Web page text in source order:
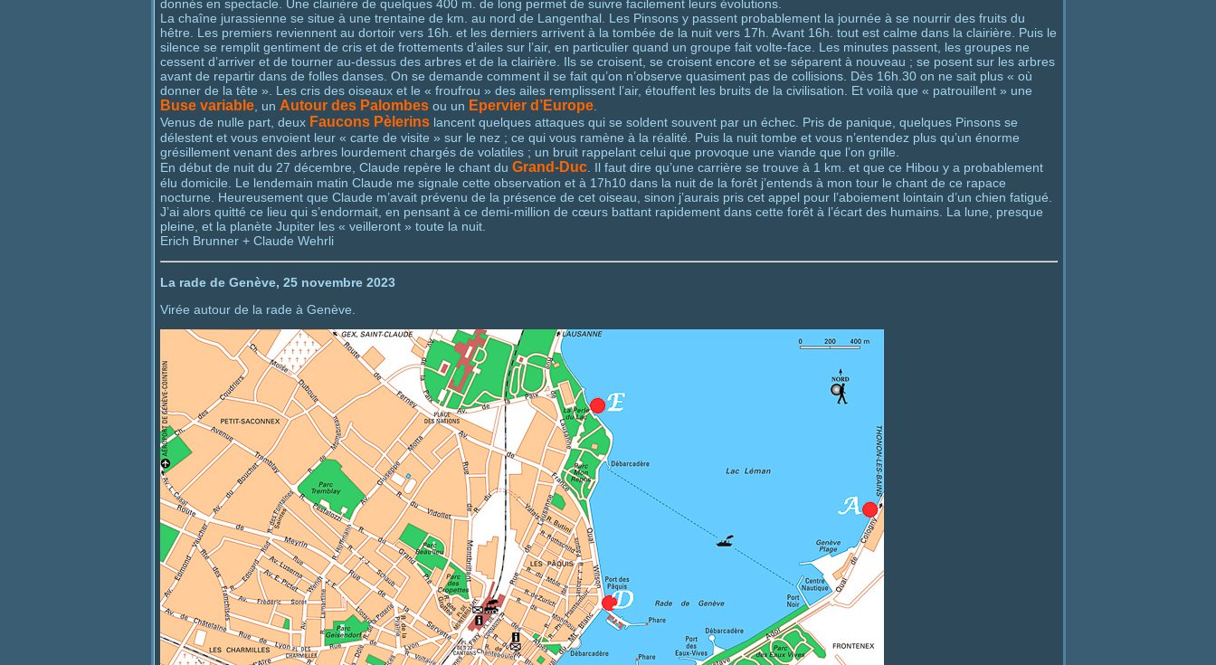
donnés en spectacle. Une clairière de quelques 400 m. de long permet de suivre facilement leurs évolutions.
La chaîne jurassienne se situe à une trentaine de km. au nord de Langenthal. Les Pinsons y passent probablement la journée à se nourrir des fruits du
hêtre. Les premiers reviennent au dortoir vers 16h. et les derniers arrivent à la tombée de la nuit vers 17h. Avant 16h. tout est calme dans la clairière. Puis le
silence se remplit gentiment de cris et de frottements d’ailes sur l’air, en particulier quand un groupe fait volte-face. Les minutes passent, les groupes ne
cessent d’arriver et de tourner au-dessus des arbres et de la clairière. Ils se croisent, se croisent encore et se séparent à nouveau ; se posent sur les arbres
avant de repartir dans de folles danses. On se demande comment il se fait qu’on n’observe quasiment pas de collisions. Dès 16h.30 on ne sait plus « où
donner de la tête ». Les cris des oiseaux et le « froufrou » des ailes remplissent l’air, étouffent les bruits de la civilisation. Et voilà que « patrouillent » une
Buse variable, un Autour des Palombesou un Epervier d’Europe.
Venus de nulle part, deuxFaucons Pèlerinslancent quelques attaques qui se soldent souvent par un échec. Pris de panique, quelques Pinsons se
délestent et vous envoient leur « carte de visite » sur le nez ; ce qui vous ramène à la réalité. Puis la nuit tombe et vous n’entendez plus qu’un énorme
grésillement venant des arbres lourdement chargés de volatiles ; un bruit rappelant celui que provoque une viande que l’on grille.
En début de nuit du 27 décembre, Claude repère le chant du Grand-Duc. Il faut dire qu’une carrière se trouve à 1 km. et que ce Hibou y a probablement
élu domicile. Le lendemain matin Claude me signale cette observation et à 17h10 dans la nuit de la forêt j’entends à mon tour le chant de ce rapace
nocturne. Heureusement que Claude m’avait prévenu de la présence de cet oiseau, sinon j’aurais pris cet appel pour l’aboiement lointain d’un chien fatigué.
J’ai alors quitté ce lieu qui s’endormait, en pensant à ce demi-million de cœurs battant rapidement dans cette forêt à l’écart des humains. La lune, presque
pleine, et la planète Jupiter les « veilleront » toute la nuit.
Erich Brunner + Claude Wehrli
La rade de Genève, 25 novembre 2023
Virée autour de la rade à Genève.